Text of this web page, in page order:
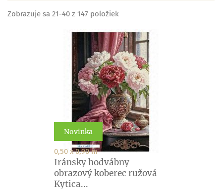
Zobrazuje sa 21-40 z 147 položiek
Novinka
0,50 x 0,90 m
Iránsky hodvábny
obrazový koberec ružová
Kytica...